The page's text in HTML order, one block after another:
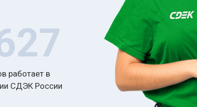
работает в
СДЭК России